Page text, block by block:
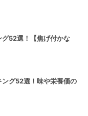
グ52選！【焦げ付かな
グ52選！味や栄養価の